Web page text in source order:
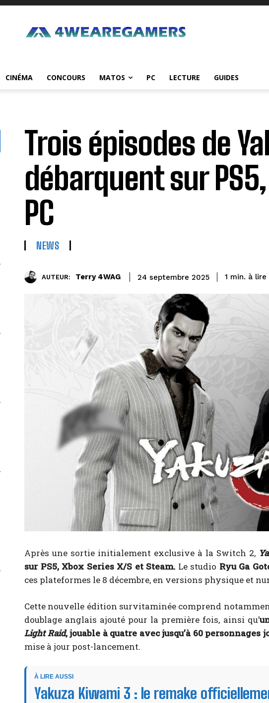
CINÉMA CONCOURS MATOS PC LECTURE GUIDES
Trois épisodes de
débarquent sur
PC
NEWS
AUTEUR: Terry 4WAG 24 septembre 2025 1 min. à lire
Après une sortie initialement exclusive à la Switch 2,
sur PS5, Xbox Series X/S et Steam. Le studio Ryu Ga
ces plateformes le 8 décembre, en versions physique et
Cette nouvelle édition survitaminée comprend
doublage anglais ajouté pour la première fois, ainsi qu’
Light Raid, jouable à quatre avec jusqu’à 60 personnages
mise à jour post-lancement.
À LIRE AUSSI
Yakuza Kiwami 3 : le remake